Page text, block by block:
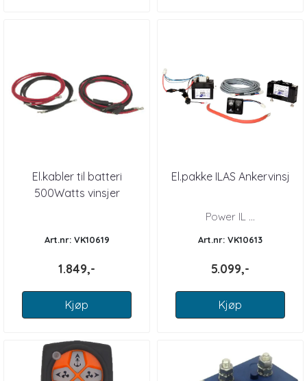
El.kabler til batteri
500Watts vinsjer
Art.nr: VK10619
1.849,-
Kjøp
El.pakke ILAS Ankervinsj
Power IL ...
Art.nr: VK10613
5.099,-
Kjøp